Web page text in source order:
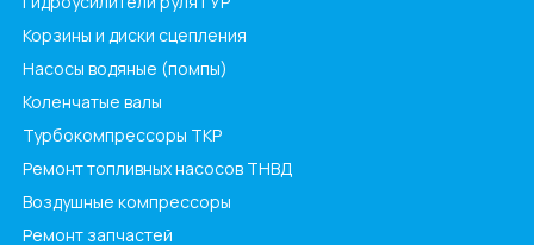
Корзины и диски сцепления
Насосы водяные (помпы)
Коленчатые валы
Турбокомпрессоры ТКР
Ремонт топливных насосов ТНВД
Воздушные компрессоры
Ремонт запчастей